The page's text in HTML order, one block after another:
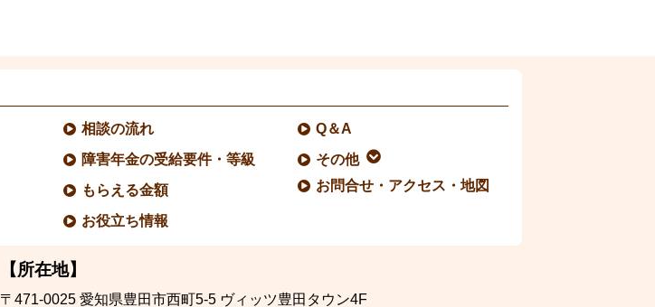
相談の流れ
障害年金の受給要件・等級
もらえる金額
お役立ち情報
Q＆A
その他
お問合せ・アクセス・地図
【所在地】
〒471-0025愛知県豊田市西町5-5 ヴィッツ豊田タウン4F